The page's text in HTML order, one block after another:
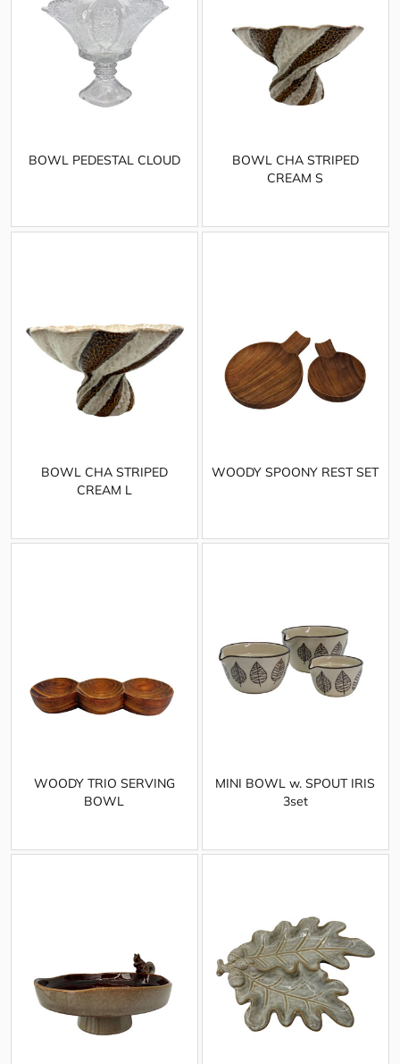
BOWL PEDESTAL CLOUD
BOWL CHA STRIPED
CREAM S
BOWL CHA STRIPED
CREAM L
WOODY SPOONY REST SET
WOODY TRIO SERVING
BOWL
MINI BOWL w. SPOUT IRIS
3set